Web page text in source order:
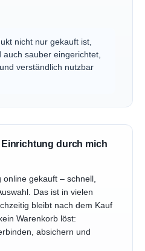
nicht nur gekauft ist,
sauber eingerichtet,
verständlich nutzbar
Einrichtung durch mich
online gekauft – schnell,
Das ist in vielen
bleibt nach dem Kauf
Warenkorb löst:
absichern und